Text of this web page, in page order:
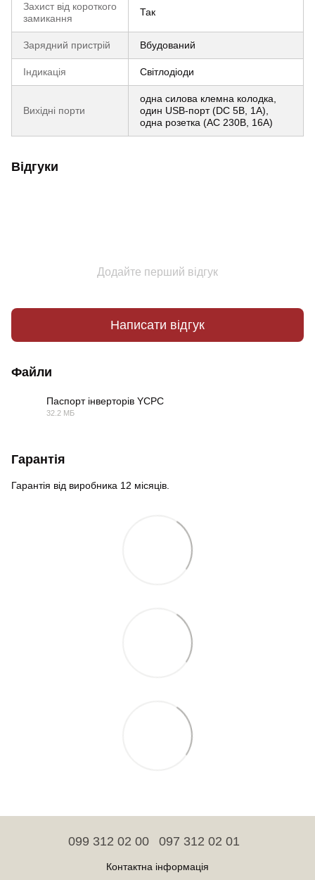
Захист від короткого
замикання
Так
Зарядний пристрій Вбудований
Індикація Світлодіоди
Вихідні порти
одна силова клемна колодка,
один USB-порт (DC 5В, 1А),
одна розетка (AC 230В, 16А)
Відгуки
Додайте перший відгук
Написати відгук
Файли
Паспорт інверторів YCPC
32.2 МБ
Гарантія
Гарантія від виробника 12 місяців.
099 312 02 00 097 312 02 01
Контактна інформація